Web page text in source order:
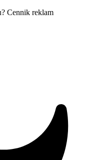
Cennik reklam